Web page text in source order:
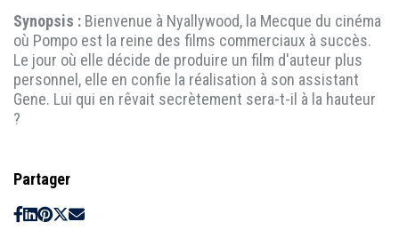
Synopsis : Bienvenue à Nyallywood, la Mecque du cinéma
où Pompo est la reine des films commerciaux à succès.
Le jour où elle décide de produire un film d'auteur plus
personnel, elle en confie la réalisation à son assistant
Gene. Lui qui en rêvait secrètement sera-t-il à la hauteur
?
Partager